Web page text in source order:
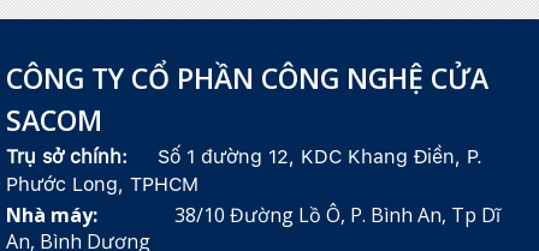
CÔNG TY CỔ PHẦN CÔNG NGHỆ CỬA
SACOM
Trụ sở chính:
Số 1 đường 12, KDC Khang Điền, P.
Phước Long, TPHCM
Nhà máy: 38/10 Đường Lồ Ô, P. Bình An, Tp Dĩ
An, Bình Dương